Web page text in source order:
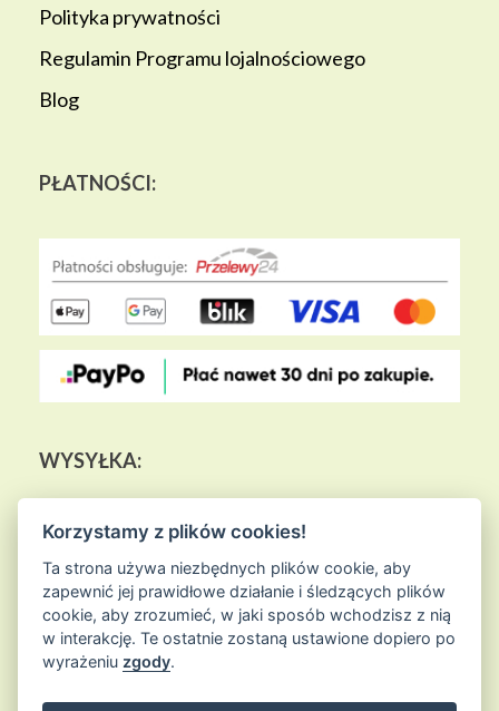
Polityka prywatności
Regulamin Programu lojalnościowego
Blog
PŁATNOŚCI:
WYSYŁKA:
Korzystamy z plików cookies!
Ta strona używa niezbędnych plików cookie, aby
zapewnić jej prawidłowe działanie i śledzących plików
cookie, aby zrozumieć, w jaki sposób wchodzisz z nią
w interakcję. Te ostatnie zostaną ustawione dopiero po
wyrażeniu zgody.